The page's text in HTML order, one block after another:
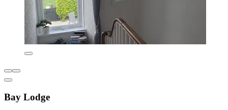
Bay Lodge